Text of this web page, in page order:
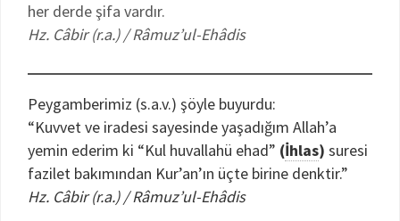
her derde şifa vardır.
Hz. Câbir (r.a.) / Râmuz’ul-Ehâdis
Peygamberimiz (s.a.v.) şöyle buyurdu:
“Kuvvet ve iradesi sayesinde yaşadığım Allah’a
yemin ederim ki “Kul huvallahü ehad” (İhlas) suresi
fazilet bakımından Kur’an’ın üçte birine denktir.”
Hz. Câbir (r.a.) / Râmuz’ul-Ehâdis